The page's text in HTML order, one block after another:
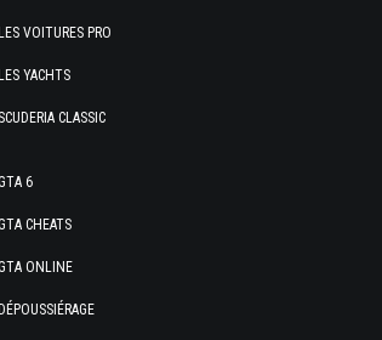
LES VOITURES PRO
LES YACHTS
SCUDERIA CLASSIC
6
CHEATS
ONLINE
DÉPOUSSIÉRAGE